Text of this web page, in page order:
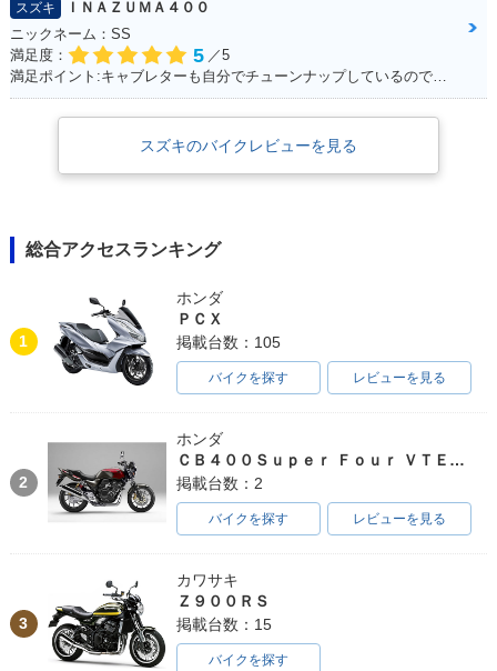
スズキ
ＩＮＡＺＵＭＡ４００
ニックネーム：SS
満足度：
5 ／5
満足ポイント:キャブレターも自分でチューンナップしているので、これからもっともっとチューンナップしていきたい♪
スズキのバイクレビューを見る
総合アクセスランキング
1
ホンダ
ＰＣＸ
掲載台数：105
バイクを探す レビューを見る
2
ホンダ
ＣＢ４００Ｓｕｐｅｒ Ｆｏｕｒ ＶＴＥＣ ＳＰＥＣ３
掲載台数：2
バイクを探す レビューを見る
3
カワサキ
Ｚ９００ＲＳ
掲載台数：15
バイクを探す